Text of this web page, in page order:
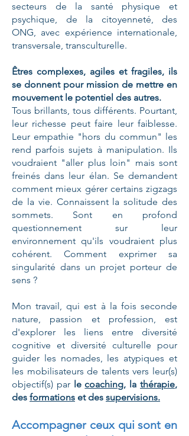
secteurs de la santé physique et
psychique, de la citoyenneté, des
ONG, avec expérience internationale,
transversale, transculturelle.
Êtres complexes, agiles et fragiles, ils
se donnent pour mission de mettre en
mouvement le potentiel des autres.
Tous brillants, tous différents. Pourtant,
leur richesse peut faire leur faiblesse.
Leur empathie "hors du commun" les
rend parfois sujets à manipulation. Ils
voudraient "aller plus loin" mais sont
freinés dans leur élan. Se demandent
comment mieux gérer certains zigzags
de la vie. Connaissent lasolitude des
sommets. Sont en profond
questionnement sur leur
environnement qu'ils voudraient plus
cohérent.Comment exprimer sa
singularité dans un projet porteur de
sens ?
Mon travail, qui est à la fois seconde
nature, passion et profession, est
d'explorer les liens entre diversité
cognitive et diversité culturelle pour
guider les nomades, les atypiques et
les mobilisateurs de talents vers leur(s)
objectif(s) par lecoaching, lathérapie,
des formations et des supervisions.
Accompagner ceux qui sont en